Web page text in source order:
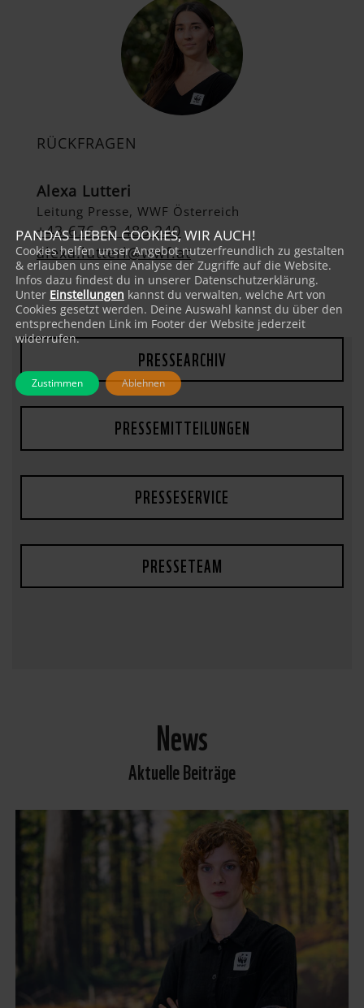
RÜCKFRAGEN
Alexa Lutteri
Leitung Presse, WWF Österreich
+43 676 83 488 240
alexa.lutteri@wwf.at
PRESSEARCHIV
PRESSEMITTEILUNGEN
PRESSESERVICE
PRESSETEAM
News
Aktuelle Beiträge
PANDAS LIEBEN COOKIES, WIR AUCH!
Cookies helfen unser Angebot nutzerfreundlich zu gestalten
& erlauben uns eine Analyse der Zugriffe auf die Website.
Infos dazu findest du in unserer Datenschutzerklärung.
Unter Einstellungen kannst du verwalten, welche Art von
Cookies gesetzt werden. Deine Auswahl kannst du über den
entsprechenden Link im Footer der Website jederzeit
widerrufen.
Zustimmen Ablehnen